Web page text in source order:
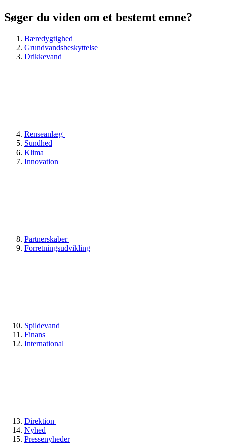
Søger du viden om et bestemt emne?
Bæredygtighed
Grundvandsbeskyttelse
Drikkevand
Renseanlæg
Sundhed
Klima
Innovation
Partnerskaber
Forretningsudvikling
Spildevand
Finans
International
Direktion
Nyhed
Pressenyheder